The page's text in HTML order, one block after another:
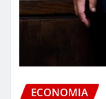
ECONOMIA